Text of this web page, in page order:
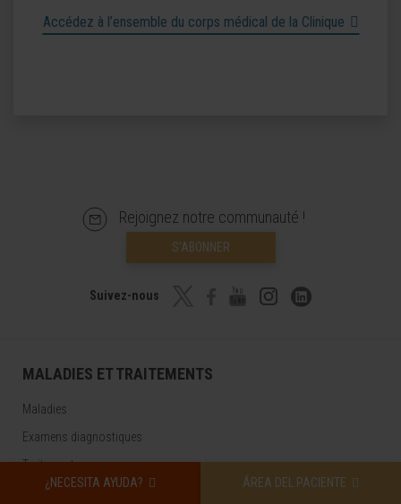
Accédez à l’ensemble du corps médical de la Clinique
¿NECESITA AYUDA? ÁREA DEL PACIENTE
Rejoignez notre communauté !
S’ABONNER
Suivez-nous
MALADIES ET TRAITEMENTS
Maladies
Examens diagnostiques
Traitements
Bilans de santé